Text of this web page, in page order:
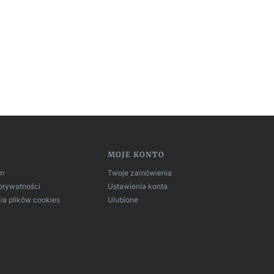
plików cookies
MOJE KONTO
Twoje zamówienia
Ustawienia konta
Ulubione